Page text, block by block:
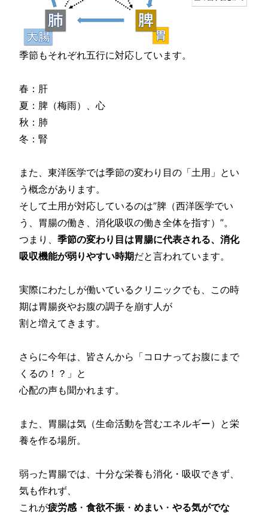
季節もそれぞれ五行に対応しています。
春：肝
夏：脾（梅雨）、心
秋：肺
冬：腎
また、東洋医学では季節の変わり目の「土用」とい
う概念があります。
そして土用が対応しているのは”脾（西洋医学でい
う、胃腸の働き、消化吸収の働き全体を指す）”。
つまり、季節の変わり目は胃腸に代表される、消化
吸収機能が弱りやすい時期だと言われています。
実際にわたしが働いているクリニックでも、この時
期は胃腸炎やお腹の調子を崩す人が
割と増えてきます。
さらに今年は、皆さんから「コロナってお腹にまで
くるの！？」と
心配の声も聞かれます。
また、胃腸は気（生命活動を営むエネルギー）と栄
養を作る場所。
弱った胃腸では、十分な栄養も消化・吸収できず、
気も作れず、
これが疲労感 ・食欲不振 ・めまい ・やる気がでな